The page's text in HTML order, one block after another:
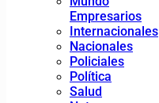
Empresarios
Internacionales
Nacionales
Policiales
Política
Salud